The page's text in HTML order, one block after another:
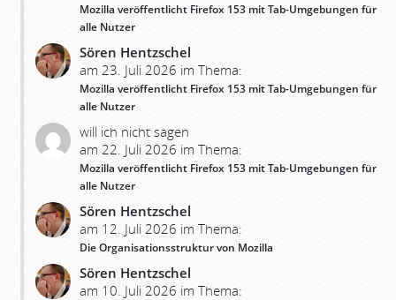
Mozilla veröffentlicht Firefox 153 mit Tab-Umgebungen für
alle Nutzer
Sören Hentzschel
am 23. Juli 2026 im Thema:
Mozilla veröffentlicht Firefox 153 mit Tab-Umgebungen für
alle Nutzer
will ich nicht sagen
am 22. Juli 2026 im Thema:
Mozilla veröffentlicht Firefox 153 mit Tab-Umgebungen für
alle Nutzer
Sören Hentzschel
am 12. Juli 2026 im Thema:
Die Organisationsstruktur von Mozilla
Sören Hentzschel
am 10. Juli 2026 im Thema: